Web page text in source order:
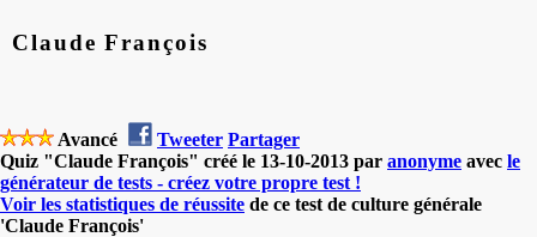
Claude François
Avancé Tweeter Partager
Quiz "Claude François" créé le 13-10-2013 par anonyme avec le
générateur de tests - créez votre propre test !
Voir les statistiques de réussite de ce test de culture générale
'Claude François'